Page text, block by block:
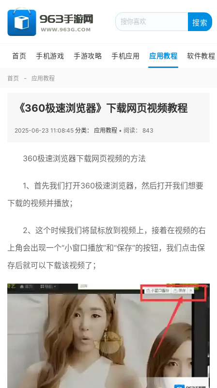
搜索
首页 手机游戏 手游攻略 手机应用 应用教程 软件教程
首页 应用教程
《360极速浏览器》下载网页视频教程
2025-06-23 11:08:45 分类： 应用教程 • 阅读： 843
360极速浏览器下载网页视频的方法
1、首先我们打开360极速浏览器，然后打开我们想要
下载的视频并播放；
2、这个时候我们将鼠标放到视频上，接着在视频的右
上角会出现一个“小窗口播放”和“保存”的按钮，我们点击保
存后就可以下载该视频了；